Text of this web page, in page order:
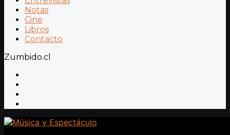
Notas
Cine
Libros
Contacto
Zumbido.cl